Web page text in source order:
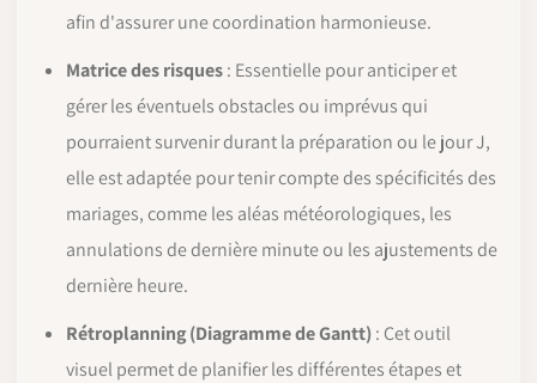
afin d'assurer une coordination harmonieuse.
Matrice des risques: Essentielle pour anticiper et
gérer les éventuels obstacles ou imprévus qui
pourraient survenir durant la préparation ou le jour J,
elle est adaptée pour tenir compte des spécificités des
mariages, comme les aléas météorologiques, les
annulations de dernière minute ou les ajustements de
dernière heure.
Rétroplanning (Diagramme de Gantt): Cet outil
visuel permet de planifier les différentes étapes et